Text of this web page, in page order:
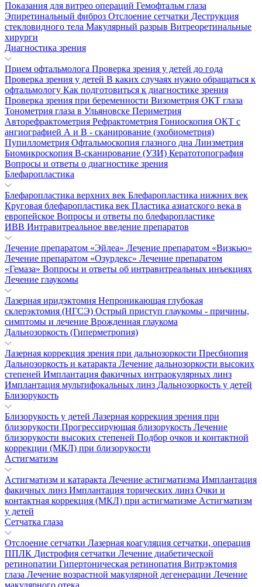
Показания для витрео операций Гемофтальм глаза
Эпиретинальный фиброз Отслоение сетчатки Деструкция
стекловидного тела Макулярный разрыв Витреоретинальные
хирурги
Диагностика зрения
Прием офтальмолога Проверка зрения у детей до года
Проверка зрения у детей В каких случаях нужно обращаться к
офтальмологу Как подготовиться к диагностике зрения
Проверка зрения при беременности Визометрия ОКТ глаза
Тонометрия глаза в Ульяновске Периметрия
Авторефрактометрия Рефрактометрия Гониоскопия ОКТ с
ангиографией А и В - сканирование (эхобиометрия)
Пупиллометрия Офтальмоскопия глазного дна Линзметрия
Биомикроскопия В-сканирование (УЗИ) Кератотопография
Вопросы и ответы о диагностике зрения
Блефаропластика
Блефаропластика верхних век Блефаропластика нижних век
Круговая блефаропластика век Пластика азиатского века в
европейское Вопросы и ответы по блефаропластике
ИВВ Интравитреальное введение препаратов
Лечение препаратом «Эйлеа» Лечение препаратом «Визкью»
Лечение препаратом «Озурдекс» Лечение препаратом
«Гемаза» Вопросы и ответы об интравитреальных инъекциях
Лечение глаукомы
Лазерная иридэктомия Непроникающая глубокая
склерэктомия (НГСЭ) Острый приступ глаукомы - причины,
симптомы и лечение Врожденная глаукома
Дальнозоркость (Гиперметропия)
Лазерная коррекция зрения при дальнозоркости Пресбиопия
Дальнозоркость и катаракта Лечение дальнозоркости высоких
степеней Имплантация факичных интраокулярных линз
Имплантация мультифокальных линз Дальнозоркость у детей
Близорукость
Близорукость у детей Лазерная коррекция зрения при
близорукости Прогрессирующая близорукость Лечение
близорукости высоких степеней Подбор очков и контактной
коррекции (МКЛ) при близорукости
Астигматизм
Астигматизм и катаракта Лечение астигматизма Имплантация
факичных линз Имплантация торических линз Очки и
контактная коррекция (МКЛ) при астигматизме Астигматизм
у детей
Сетчатка глаза
Отслоение сетчатки Лазерная коагуляция сетчатки, операция
ППЛК Дистрофия сетчатки Лечение диабетической
ретинопатии Гипертоническая ретинопатия Витрэктомия
глаза Лечение возрастной макулярной дегенерации Лечение
макулярного отека